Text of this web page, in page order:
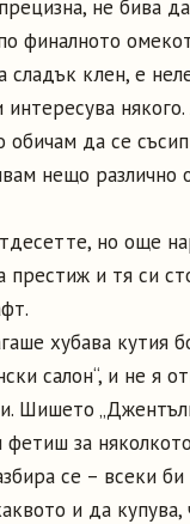
не бива
финалното
сладък клен, е
да се
нещо различно
но още
престиж и тя си
хубава
салон“, и не я
Шишето
за
се – всеки
и да